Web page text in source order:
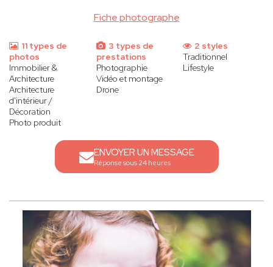
Fiche photographe
11 types de
photos
Immobilier &
Architecture
Architecture
d'intérieur /
Décoration
Photo produit
3 types de
prestations
Photographie
Vidéo et montage
Drone
2 styles
Traditionnel
Lifestyle
ENVOYER UN MESSAGE
Réponse sous 24 heures